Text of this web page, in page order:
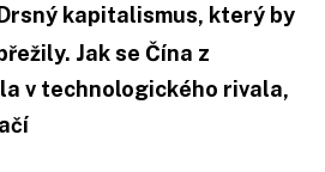
kapitalismus, který by
Jak se Čína z
v technologického rivala,